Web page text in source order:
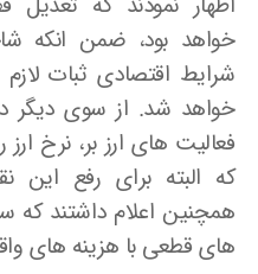
خواهد بود، ضمن انکه
شرایط اقتصادی ثبات لازم
خواهد شد. از سوی دیگر
فعالیت های ارز بر، نرخ
که البته برای رفع این
همچنین اعلام داشتند
های قطعی با هزینه های